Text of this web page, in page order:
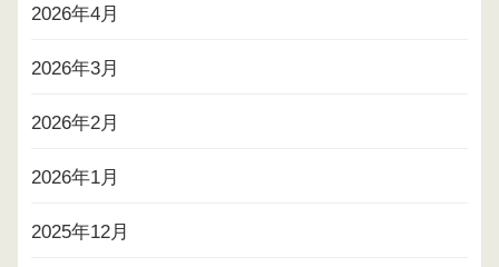
2026年4月
2026年3月
2026年2月
2026年1月
2025年12月